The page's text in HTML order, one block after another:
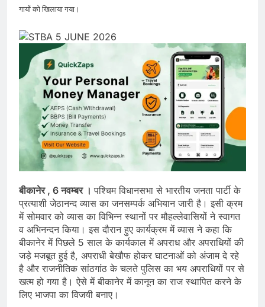
गायों को खिलाया गया।
बीकानेर , 6 नवम्बर ।पश्चिम विधानसभा से भारतीय जनता पार्टी के
प्रत्याशी जेठानन्द व्यास का जनसम्पर्क अभियान जारी है। इसी क्रम
में सोमवार को व्यास का विभिन्न स्थानों पर मौहल्लेवासियों ने स्वागत
व अभिनन्दन किया। इस दौरान हुए कार्यक्रम में व्यास ने कहा कि
बीकानेर में पिछले 5 साल के कार्यकाल में अपराध और अपराधियों की
जड़े मजबूत हुई है, अपराधी बेखौफ होकर घाटनाओं को अंजाम दे रहे
है और राजनीतिक सांठगांठ के चलते पुलिस का भय अपराधियों पर से
खत्म हो गया है। ऐसे में बीकानेर में कानून का राज स्थापित करने के
लिए भाजपा का विजयी बनाए।